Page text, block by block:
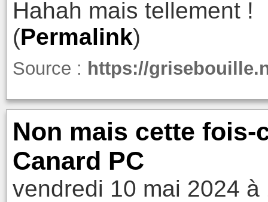
Hahah mais tellement !
(Permalink)
Source : https://
Non mais cette fois-
Canard PC
vendredi 10 mai 2024 à